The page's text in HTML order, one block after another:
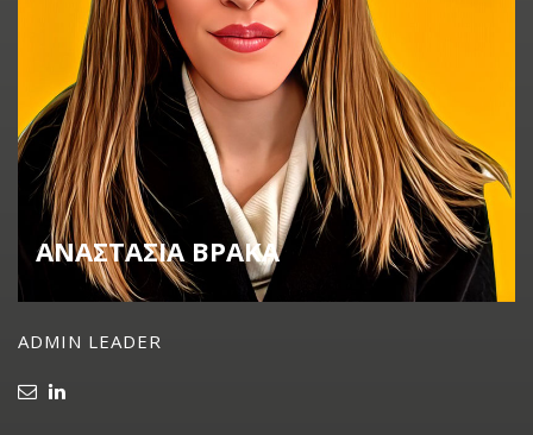
ΑΝΑΣΤΑΣΙΑ ΒΡΑΚΑ
ADMIN LEADER